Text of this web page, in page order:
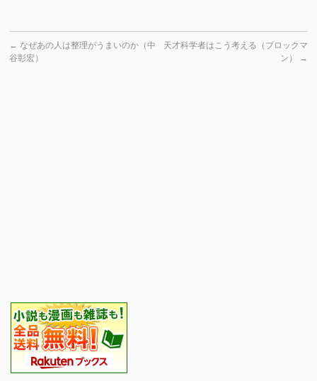
← なぜあの人は整理がうまいのか（中
谷彰宏）
天才科学者はこう考える（ブロックマ
ン）
→